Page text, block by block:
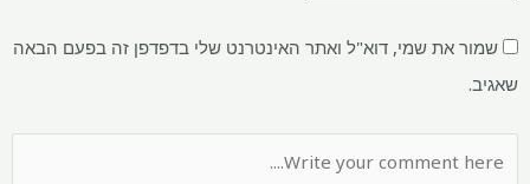
שמור את שמי, דוא"ל ואתר האינטרנט שלי בדפדפן זה בפעם הבאה
שאגיב.